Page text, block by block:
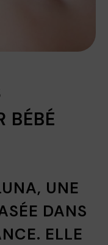
BÉBÉ
UNE
DANS
ELLE